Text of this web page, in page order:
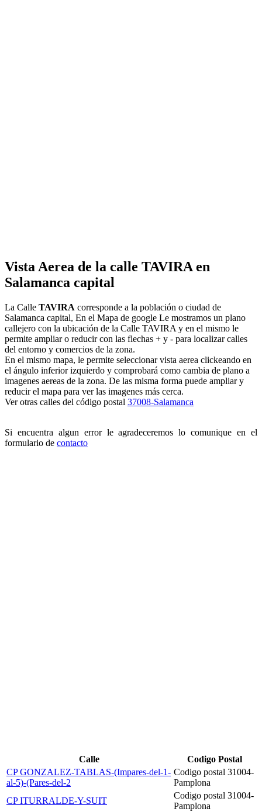
Vista Aerea de la calle TAVIRA en
Salamanca capital
La Calle TAVIRA corresponde a la población o ciudad de
Salamanca capital, En el Mapa de google Le mostramos un plano
callejero con la ubicación de la Calle TAVIRA y en el mismo le
permite ampliar o reducir con las flechas + y - para localizar calles
del entorno y comercios de la zona.
En el mismo mapa, le permite seleccionar vista aerea clickeando en
el ángulo inferior izquierdo y comprobará como cambia de plano a
imagenes aereas de la zona. De las misma forma puede ampliar y
reducir el mapa para ver las imagenes más cerca.
Ver otras calles del código postal 37008-Salamanca
Si encuentra algun error le agradeceremos lo comunique en el
formulario de contacto
Calle
Codigo Postal
CP GONZALEZ-TABLAS-(Impares-del-1-
al-5)-(Pares-del-2
Codigo postal 31004-
Pamplona
CP ITURRALDE-Y-SUIT
Codigo postal 31004-
Pamplona